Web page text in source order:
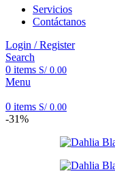
Servicios
Contáctanos
Login / Register
Search
0 items S/ 0.00
Menu
0 items S/ 0.00
-31%